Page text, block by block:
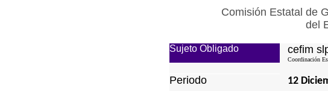
Comisión Estatal de
del
Sujeto Obligado cefim
Coordinación
Periodo 12